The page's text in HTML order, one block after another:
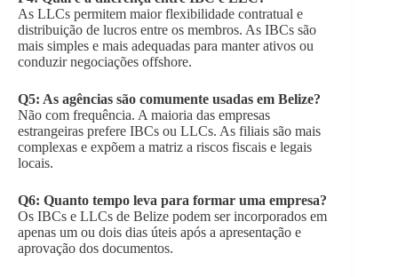
As LLCs permitem maior flexibilidade contratual e
distribuição de lucros entre os membros. As IBCs são
mais simples e mais adequadas para manter ativos ou
conduzir negociações offshore.
Q5: As agências são comumente usadas em Belize?
Não com frequência. A maioria das empresas
estrangeiras prefere IBCs ou LLCs. As filiais são mais
complexas e expõem a matriz a riscos fiscais e legais
locais.
Q6: Quanto tempo leva para formar uma empresa?
Os IBCs e LLCs de Belize podem ser incorporados em
apenas um ou dois dias úteis após a apresentação e
aprovação dos documentos.